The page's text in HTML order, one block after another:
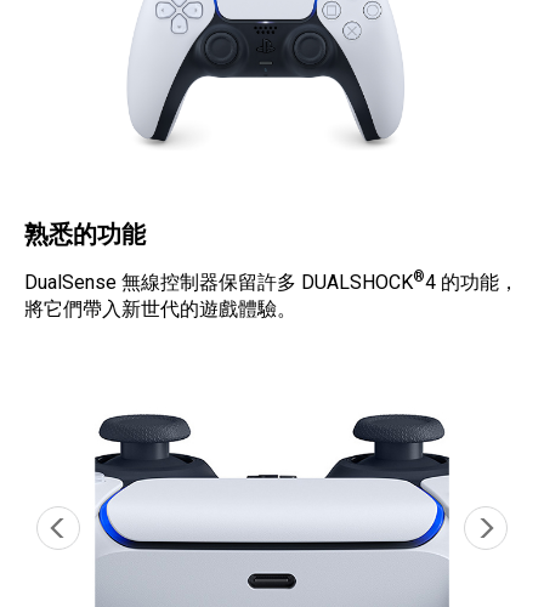
熟悉的功能
DualSense 無線控制器保留許多 DUALSHOCK®4 的功能，
將它們帶入新世代的遊戲體驗。